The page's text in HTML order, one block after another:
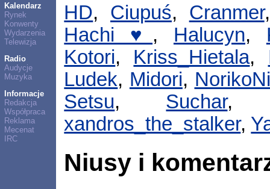
Kalendarz
Rynek
Konwenty
Wydarzenia
Telewizja
Radio
Audycje
Muzyka
Informacje
Redakcja
Współpraca
Reklama
Mecenat
IRC
HD, Ciupuś, Cranmer
Hachi ♥ , Halucyn,
Kotori, Kriss_Hietala,
Ludek, Midori,
Setsu, Suchar
xandros_the_stalker,
Niusy i